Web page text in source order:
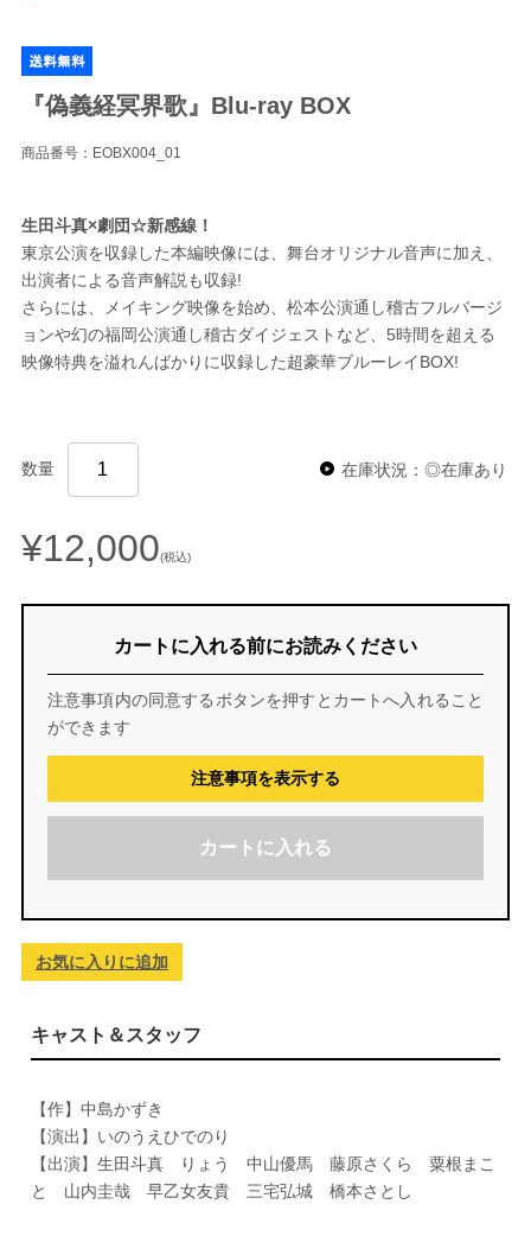
『偽義経冥界歌』Blu-ray BOX
商品番号：EOBX004_01
生田斗真×劇団☆新感線！
東京公演を収録した本編映像には、舞台オリジナル音声に加え、
出演者による音声解説も収録!
さらには、メイキング映像を始め、松本公演通し稽古フルバージ
ョンや幻の福岡公演通し稽古ダイジェストなど、5時間を超える
映像特典を溢れんばかりに収録した超豪華ブルーレイBOX!
数量 在庫状況：◎在庫あり
¥12,000(税込)
カートに入れる前にお読みください
注意事項内の同意するボタンを押すとカートへ入れること
ができます
注意事項を表示する
カートに入れる
お気に入りに追加
キャスト＆スタッフ
【作】中島かずき
【演出】いのうえひでのり
【出演】生田斗真 りょう 中山優馬 藤原さくら 粟根まこ
と 山内圭哉 早乙女友貴 三宅弘城 橋本さとし